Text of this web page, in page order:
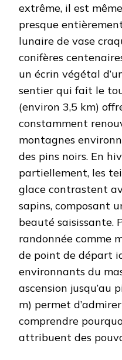
extrême, il est
presque
lunaire de vase
conifères
un écrin végétal
sentier qui fait le
(environ 3,5 km)
constamment
montagnes
des pins noirs. En
partiellement, les
glace contrastent
sapins, composant
beauté saisissante.
randonnée comme
de point de départ
environnants du
ascension jusqu’au
m) permet
comprendre
attribuent des